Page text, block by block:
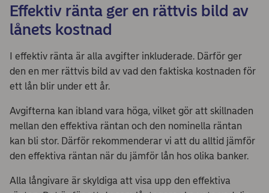
Effektiv ränta ger en rättvis bild av
lånets kostnad
I effektiv ränta är alla avgifter inkluderade. Därför ger
den en mer rättvis bild av vad den faktiska kostnaden för
ett lån blir under ett år.
Avgifterna kan ibland vara höga, vilket gör att skillnaden
mellan den effektiva räntan och den nominella räntan
kan bli stor. Därför rekommenderar vi att du alltid jämför
den effektiva räntan när du jämför lån hos olika banker.
Alla långivare är skyldiga att visa upp den effektiva